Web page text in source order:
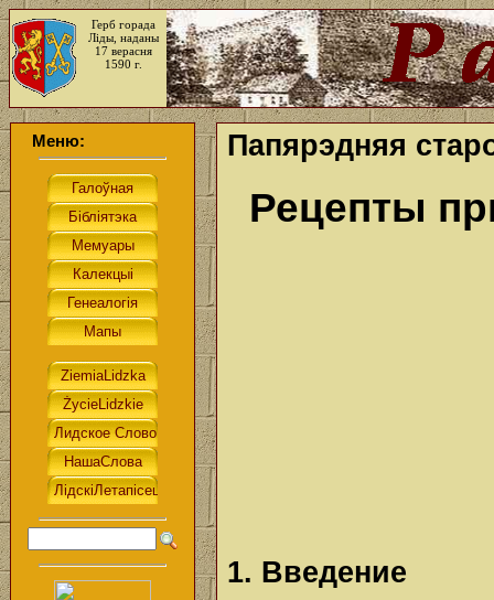
Герб горада
Ліды, наданы
17 верасня
1590 г.
Меню: Папярэдняя
Рецепты
1. Введение